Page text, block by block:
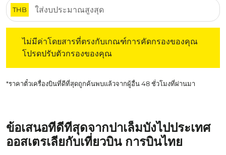
THB
ไม่มีค่าโดยสารที่ตรงกับเกณฑ์การคัดกรองของคุณ
โปรดปรับตัวกรองของคุณ
*ราคาตั๋วเครื่องบินที่ดีที่สุดถูกค้นพบแล้วจากผู้อื่น 48 ชั่วโมงที่ผ่านมา
ข้อเสนอที่ดีที่สุดจากปาเล็มบังไปประเทศ
ออสเตรเลียกับเที่ยวบิน การบินไทย